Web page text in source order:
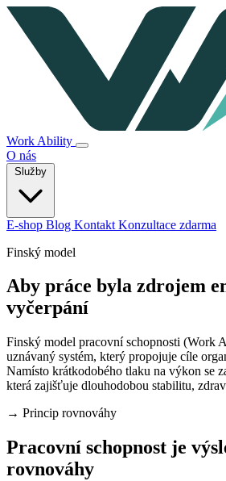
Work Ability
O nás
Služby
E-shop Blog Kontakt Konzultace zdarma
Finský model
Aby práce byla zdrojem
vyčerpání
Finský model pracovní schopnosti (Work
uznávaný systém, který propojuje cíle
Namísto krátkodobého tlaku na výkon se
která zajišťuje dlouhodobou stabilitu,
→ Princip rovnováhy
Pracovní schopnost je
rovnováhy